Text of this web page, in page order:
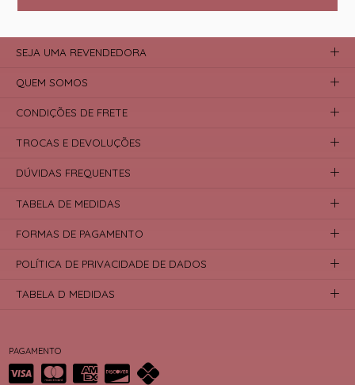
PAGAMENTO
SEJA UMA REVENDEDORA
QUEM SOMOS
CONDIÇÕES DE FRETE
TROCAS E DEVOLUÇÕES
DÚVIDAS FREQUENTES
TABELA DE MEDIDAS
FORMAS DE PAGAMENTO
POLÍTICA DE PRIVACIDADE DE DADOS
TABELA D MEDIDAS